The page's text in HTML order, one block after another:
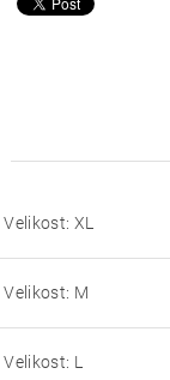
Velikost: XL
Velikost: M
Velikost: L